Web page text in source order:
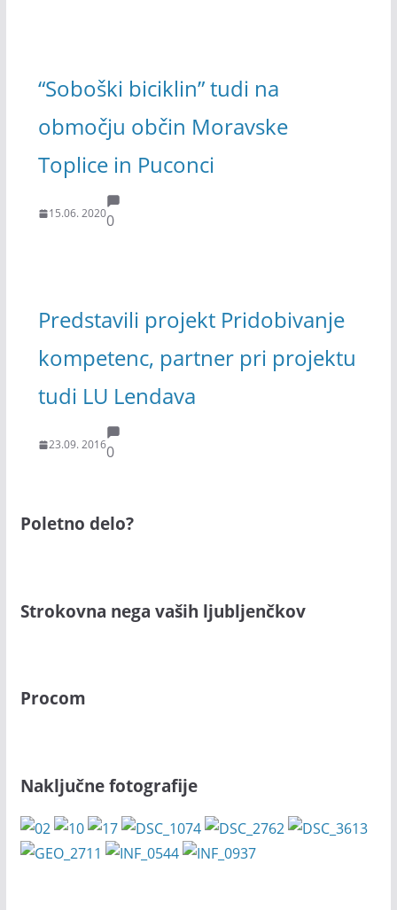
“Soboški biciklin” tudi na
območju občin Moravske
Toplice in Puconci
15.06. 20200
Predstavili projekt Pridobivanje
kompetenc, partner pri projektu
tudi LU Lendava
23.09. 20160
Poletno delo?
Strokovna nega vaših ljubljenčkov
Procom
Naključne fotografije